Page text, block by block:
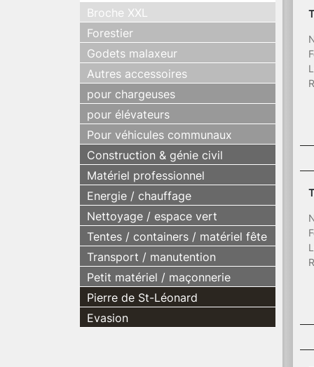
Broche XXL
Forestier
Godets malaxeur
Autres accessoires
pour chargeuses
pour élévateurs
Pour véhicules communaux
Construction & génie civil
Matériel professionnel
Energie / chauffage
Nettoyage / espace vert
Tentes / containers / matériel fête
Transport / manutention
Petit matériel / maçonnerie
Pierre de St-Léonard
Evasion